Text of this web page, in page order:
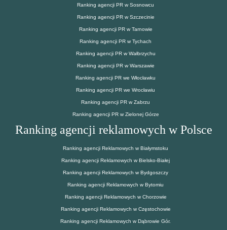
Ranking agencji PR w Sosnowcu
Ranking agencji PR w Szczecinie
Ranking agencji PR w Tarnowie
Ranking agencji PR w Tychach
Ranking agencji PR w Wałbrzychu
Ranking agencji PR w Warszawie
Ranking agencji PR we Włocławku
Ranking agencji PR we Wrocławiu
Ranking agencji PR w Zabrzu
Ranking agencji PR w Zielonej Górze
Ranking agencji reklamowych w Polsce
Ranking agencji Reklamowych w Białymstoku
Ranking agencji Reklamowych w Bielsko-Białej
Ranking agencji Reklamowych w Bydgoszczy
Ranking agencji Reklamowych w Bytomiu
Ranking agencji Reklamowych w Chorzowie
Ranking agencji Reklamowych w Częstochowie
Ranking agencji Reklamowych w Dąbrowie Gór.